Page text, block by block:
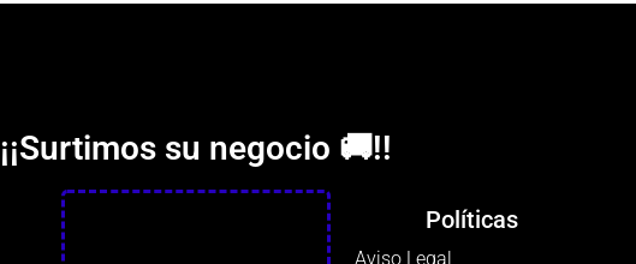
¡¡Surtimos su negocio 🚚!!
Políticas
Aviso Legal